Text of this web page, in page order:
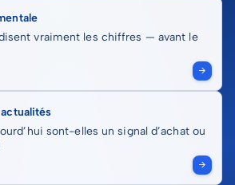
vraiment les chiffres — avant le
sont-elles un signal d’achat ou